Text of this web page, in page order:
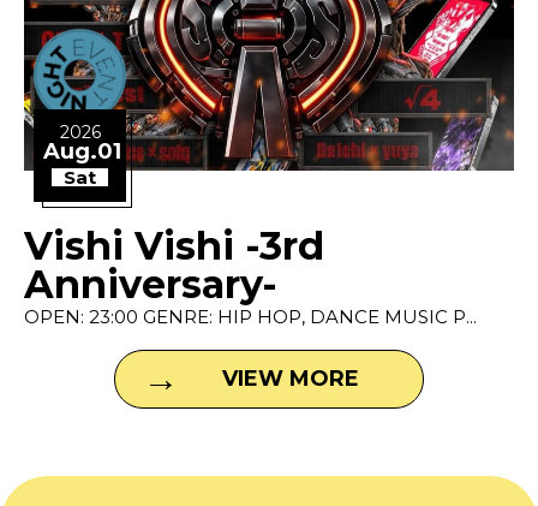
2026
Aug.01
Sat
Vishi Vishi -3rd
Anniversary-
OPEN: 23:00 GENRE: HIP HOP, DANCE MUSIC P...
VIEW MORE